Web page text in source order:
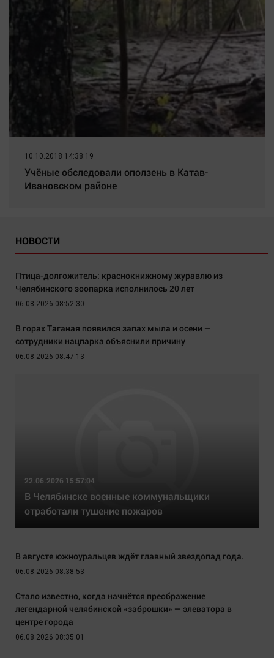
10.10.2018 14:38:19
Учёные обследовали оползень в Катав-
Ивановском районе
НОВОСТИ
Птица-долгожитель: краснокнижному журавлю из
Челябинского зоопарка исполнилось 20 лет
06.08.2026 08:52:30
В горах Таганая появился запах мыла и осени —
сотрудники нацпарка объяснили причину
06.08.2026 08:47:13
22.06.2026 15:57:04
В Челябинске военные коммунальщики
отработали тушение пожаров
В августе южноуральцев ждёт главный звездопад года.
06.08.2026 08:38:53
Стало известно, когда начнётся преображение
легендарной челябинской «заброшки» — элеватора в
центре города
06.08.2026 08:35:01